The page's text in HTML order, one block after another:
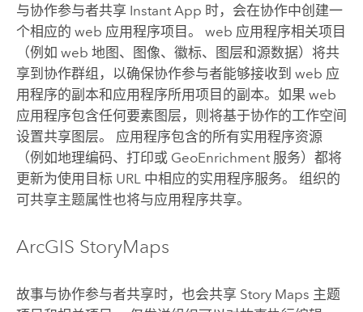
与协作参与者共享 Instant App 时，会在协作中创建一
个相应的 web 应用程序项目。 web 应用程序相关项目
（例如 web 地图、图像、徽标、图层和源数据）将共
享到协作群组，以确保协作参与者能够接收到 web 应
用程序的副本和应用程序所用项目的副本。如果 web
应用程序包含任何要素图层，则将基于协作的工作空间
设置共享图层。 应用程序包含的所有实用程序资源
（例如地理编码、打印或 GeoEnrichment 服务）都将
更新为使用目标 URL 中相应的实用程序服务。 组织的
可共享主题属性也将与应用程序共享。
ArcGIS StoryMaps
故事与协作参与者共享时，也会共享 Story Maps 主题